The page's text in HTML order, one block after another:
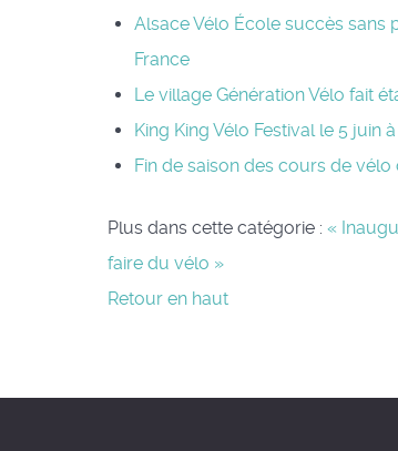
Alsace Vélo École succès sans
France
Le village Génération Vélo fait
King King Vélo Festival le 5 juin
Fin de saison des cours de
Plus dans cette catégorie : «
faire du vélo »
Retour en haut